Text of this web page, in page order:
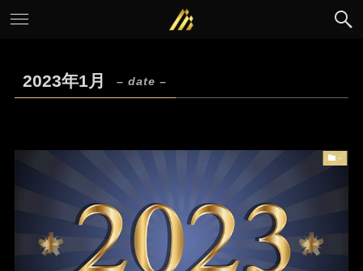
2023年1月 – date –
-